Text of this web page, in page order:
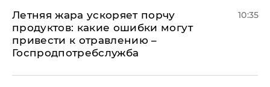
Летняя жара ускоряет порчу
продуктов: какие ошибки могут
привести к отравлению –
Госпродпотребслужба
10:35